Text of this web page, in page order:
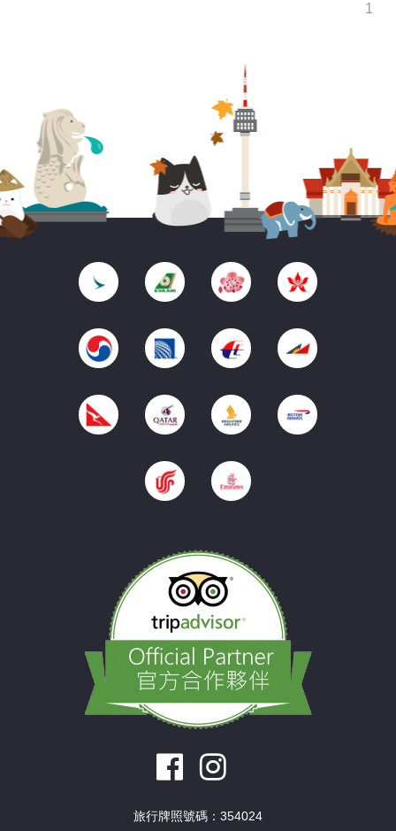
1
旅行牌照號碼：354024